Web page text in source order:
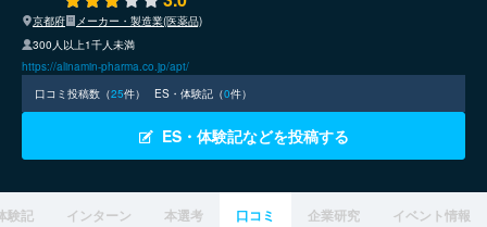
京都府
メーカー・製造業(医薬品)
300人以上1千人未満
https://alinamin-pharma.co.jp/apt/
口コミ投稿数（25件） ES・体験記（0件）
ES・体験記などを投稿する
験記 インターン 本選考 口コミ 企業研究 イベント情報